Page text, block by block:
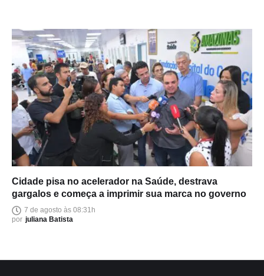
Cidade pisa no acelerador na Saúde, destrava
gargalos e começa a imprimir sua marca no governo
7 de agosto às 08:31h
por juliana Batista